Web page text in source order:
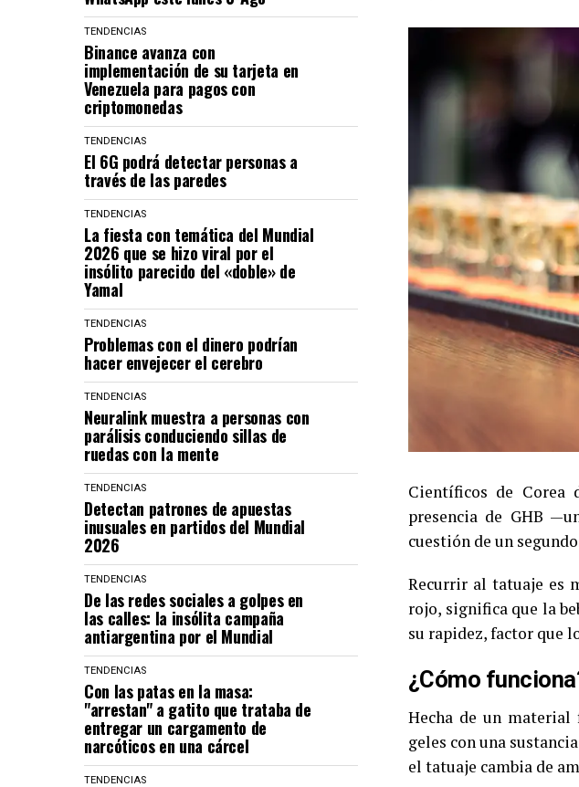
TENDENCIAS
Binance avanza con
implementación de su tarjeta en
Venezuela para pagos con
criptomonedas
TENDENCIAS
El 6G podrá detectar personas a
través de las paredes
TENDENCIAS
La fiesta con temática del Mundial
2026 que se hizo viral por el
insólito parecido del «doble» de
Yamal
TENDENCIAS
Problemas con el dinero podrían
hacer envejecer el cerebro
TENDENCIAS
Neuralink muestra a personas con
parálisis conduciendo sillas de
ruedas con la mente
TENDENCIAS
Detectan patrones de apuestas
inusuales en partidos del Mundial
2026
TENDENCIAS
De las redes sociales a golpes en
las calles: la insólita campaña
antiargentina por el Mundial
TENDENCIAS
Con las patas en la masa:
"arrestan" a gatito que trataba de
entregar un cargamento de
narcóticos en una cárcel
TENDENCIAS
Científicos de Corea
presencia de GHB
cuestión de un
Recurrir al tatuaje es
rojo, significa que la
su rapidez, factor que
¿Cómo
Hecha de un
geles con una
el tatuaje cambia de